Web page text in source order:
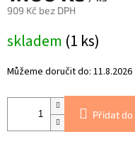
909 Kč bez DPH
cena:
skladem (1 ks)
Můžeme doručit do: 11.8.2026
Přidat do